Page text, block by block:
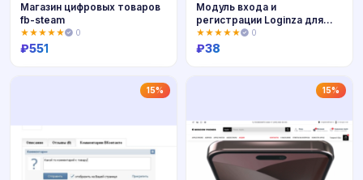
Магазин цифровых товаров
fb-steam
★★★★★ 0
₽551
Модуль входа и
регистрации Loginza для
OpenCart 1.5.x
★★★★★ 0
₽38
15% 15%